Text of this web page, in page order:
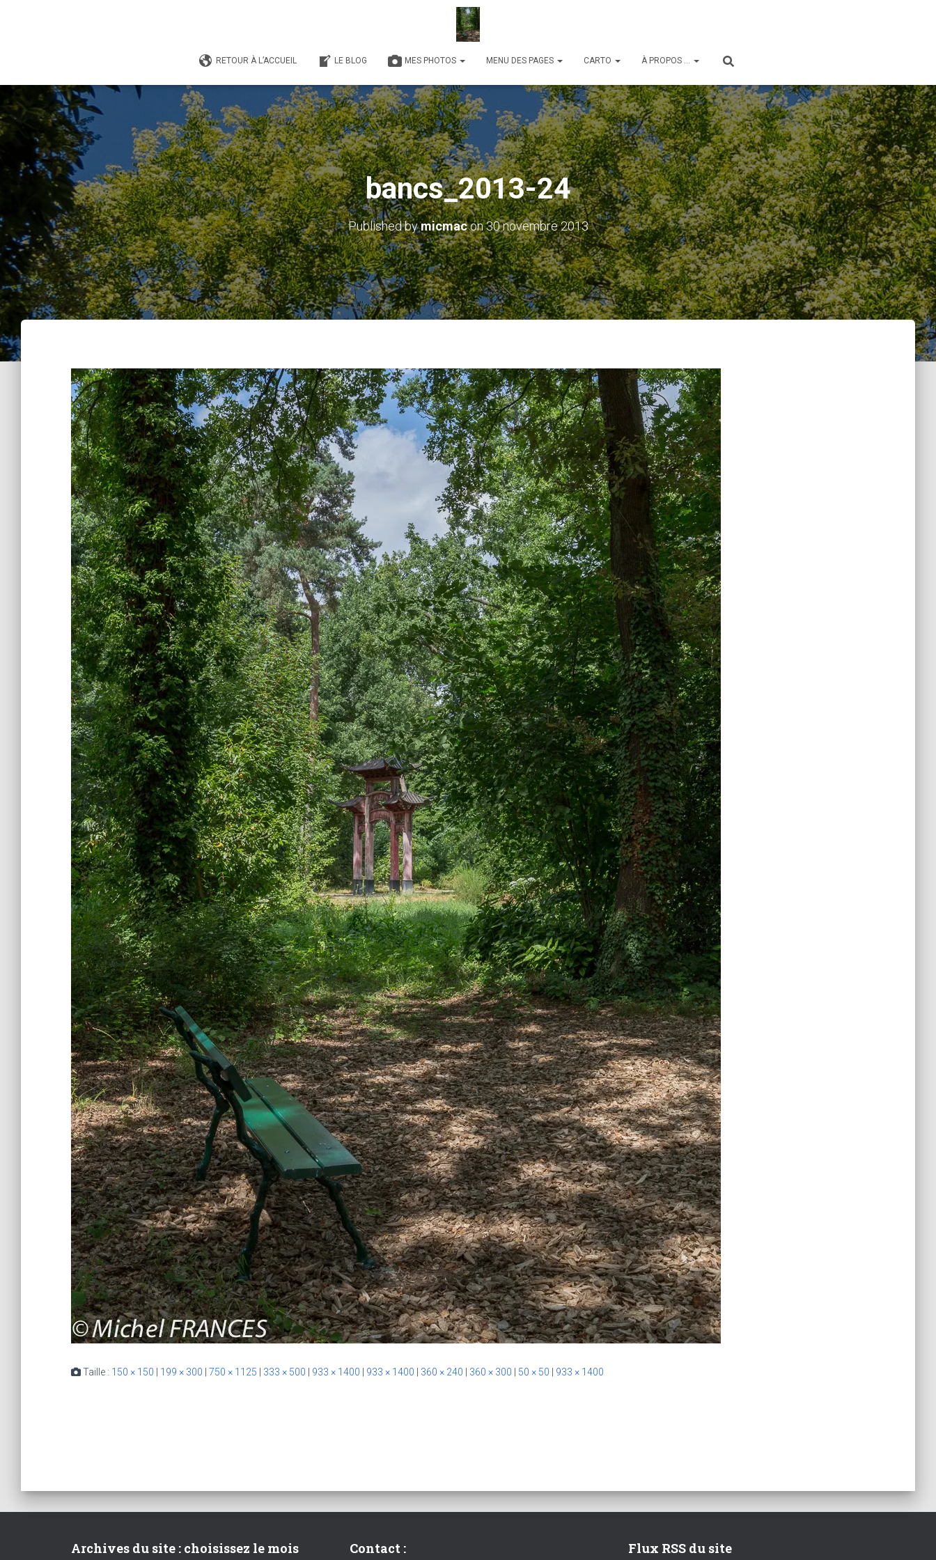
RETOUR À L’ACCUEIL LE BLOG MES PHOTOS MENU DES PAGES CARTO À PROPOS …
bancs_2013-24
Published bymicmacon30 novembre 2013
Taille : 150 × 150 199 × 300 750 × 1125 333 × 500 933 × 1400 933 × 1400 360 × 240 360 × 300 50 × 50 933 × 1400
Archives du site : choisissez le mois Contact : Flux RSS du site